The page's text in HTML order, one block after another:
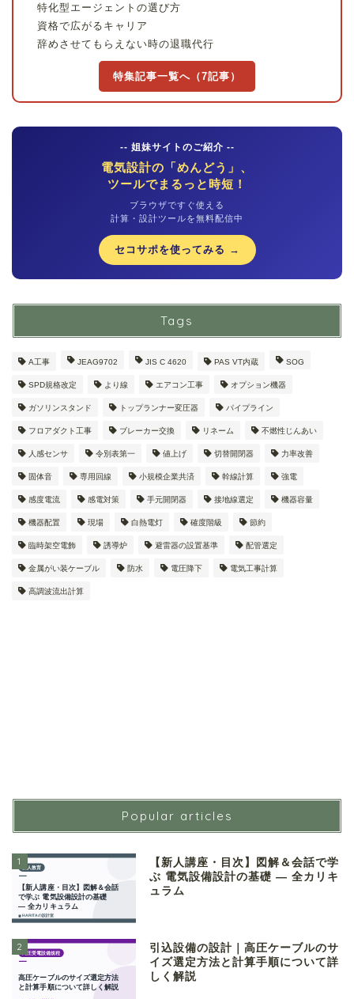
特化型エージェントの選び方
資格で広がるキャリア
辞めさせてもらえない時の退職代行
特集記事一覧へ（7記事）
-- 姐妹サイトのご紹介 --
電気設計の「めんどう」、
ツールでまるっと時短！
ブラウザですぐ使える
計算・設計ツールを無料配信中
セコサポを使ってみる →
Tags
A工事 JEAG9702 JIS C 4620 PAS VT内蔵 SOG
SPD規格改定 より線 エアコン工事 オプション機器
ガソリンスタンド トップランナー変圧器 パイプライン
フロアダクト工事 ブレーカー交換 リネーム 不燃性じんあい
人感センサ 令別表第一 値上げ 切替開閉器 力率改善
固体音 専用回線 小規模企業共済 幹線計算 強電
感度電流 感電対策 手元開閉器 接地線選定 機器容量
機器配置 現場 白熱電灯 確度階級 節約
臨時架空電飾 誘導炉 避雷器の設置基準 配管選定
金属がい装ケーブル 防水 電圧降下 電気工事計算
高調波流出計算
Popular articles
1
【新人講座・目次】図解＆会話で学
ぶ 電気設備設計の基礎 ― 全カリキ
ュラム
2
引込設備の設計｜高圧ケーブルのサ
イズ選定方法と計算手順について詳
しく解説